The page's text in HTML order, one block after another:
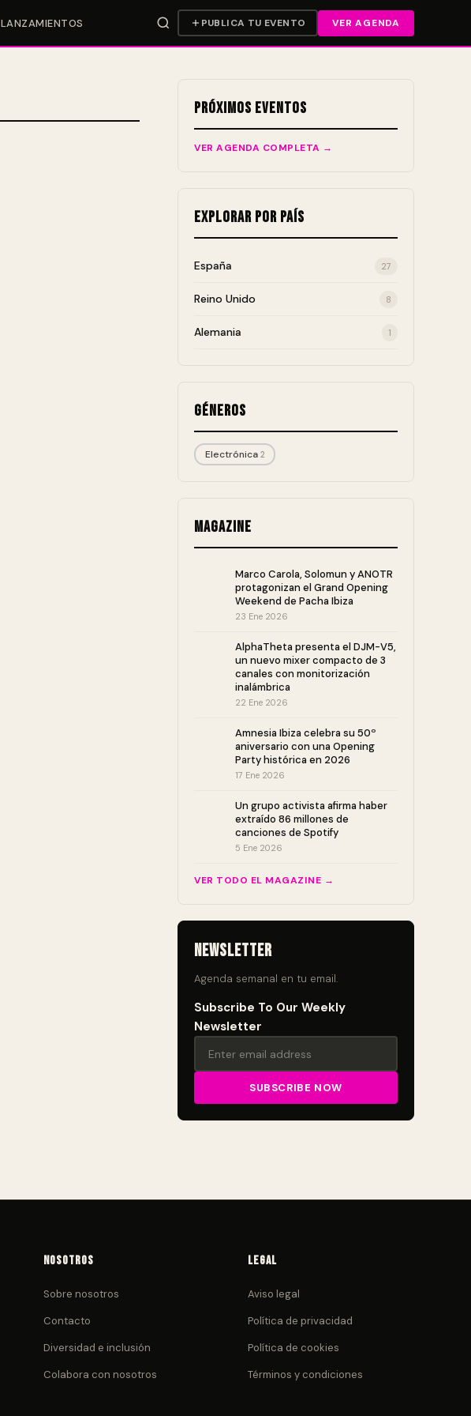
LANZAMIENTOS PUBLICA TU EVENTO VER AGENDA
Próximos Eventos
VER AGENDA COMPLETA →
Explorar por País
España 27
Reino Unido 8
Alemania 1
Géneros
Electrónica 2
Magazine
Marco Carola, Solomun y ANOTR
protagonizan el Grand Opening
Weekend de Pacha Ibiza
23 Ene 2026
AlphaTheta presenta el DJM-V5,
un nuevo mixer compacto de 3
canales con monitorización
inalámbrica
22 Ene 2026
Amnesia Ibiza celebra su 50º
aniversario con una Opening
Party histórica en 2026
17 Ene 2026
Un grupo activista afirma haber
extraído 86 millones de
canciones de Spotify
5 Ene 2026
VER TODO EL MAGAZINE →
Newsletter
Agenda semanal en tu email.
Subscribe To Our Weekly
Newsletter
Nosotros
Sobre nosotros
Contacto
Diversidad e inclusión
Colabora con nosotros
Legal
Aviso legal
Política de privacidad
Política de cookies
Términos y condiciones